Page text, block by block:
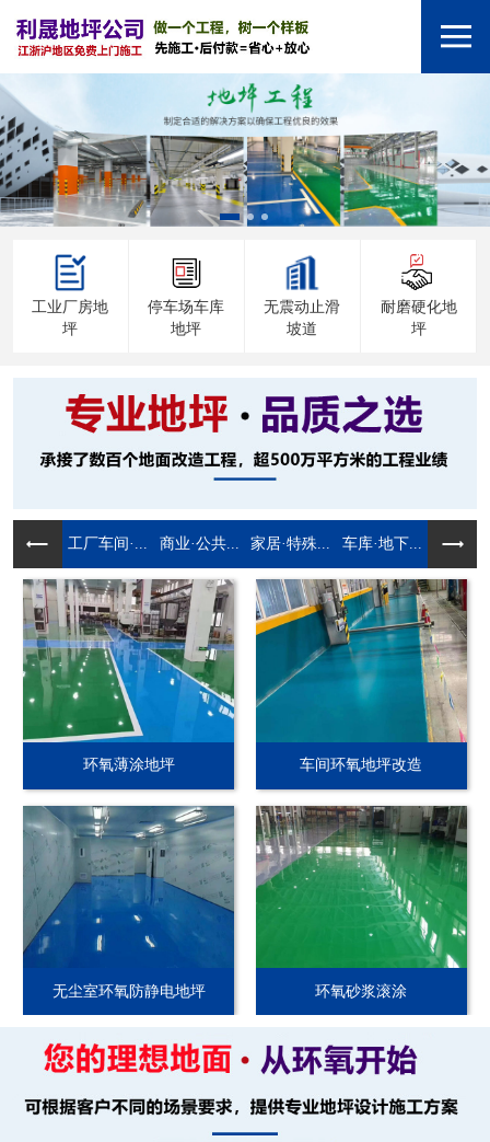
工业厂房地
坪
停车场车库
地坪
无震动止滑
坡道
耐磨硬化地
坪
工厂车间·... 商业·公共... 家居·特殊... 车库·地下...
环氧薄涂地坪 车间环氧地坪改造
无尘室环氧防静电地坪 环氧砂浆滚涂